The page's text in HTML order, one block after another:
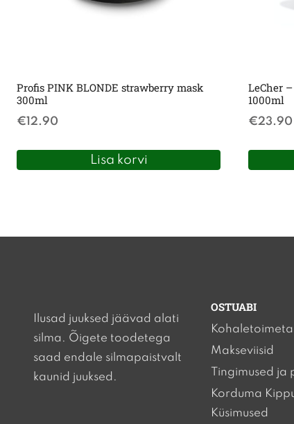
Profis PINK BLONDE strawberry mask
300ml
€12.90
Lisa korvi
LeCher
1000ml
€23.90
Ilusad juuksed jäävad alati
silma. Õigete toodetega
saad endale silmapaistvalt
kaunid juuksed.
OSTUABI
Makseviisid
Tingimused ja
Korduma
Küsimused